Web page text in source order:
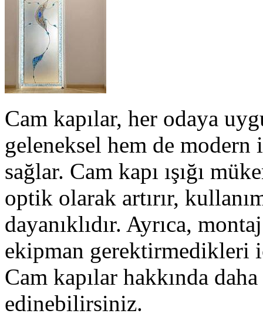
Cam kapılar, her odaya
geleneksel hem de modern
sağlar. Cam kapı ışığı
optik olarak artırır,
dayanıklıdır. Ayrıca,
ekipman gerektirmedikleri
Cam kapılar hakkında
edinebilirsiniz.